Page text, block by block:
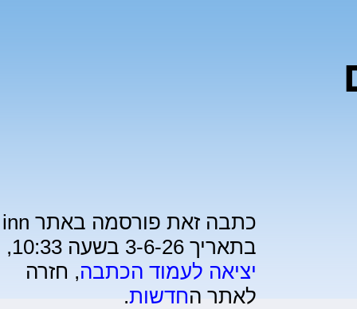
כתבה זאת פורסמה באתר inn
בתאריך 3-6-26 בשעה 10:33,
יציאה לעמוד הכתבה, חזרה
לאתר החדשות.